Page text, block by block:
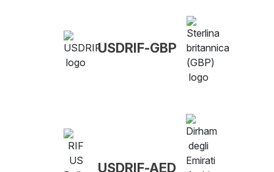
USDRIF-GBP
USDRIF-AED